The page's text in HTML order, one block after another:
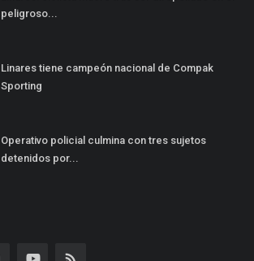
peligroso...
Linares tiene campeón nacional de Compak
Sporting
Operativo policial culmina con tres sujetos
detenidos por...